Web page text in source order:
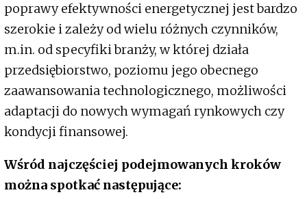
poprawy efektywności energetycznej jest bardzo
szerokie i zależy od wielu różnych czynników,
m.in. od specyfiki branży, w której działa
przedsiębiorstwo, poziomu jego obecnego
zaawansowania technologicznego, możliwości
adaptacji do nowych wymagań rynkowych czy
kondycji finansowej.
Wśród najczęściej podejmowanych kroków
można spotkać następujące: